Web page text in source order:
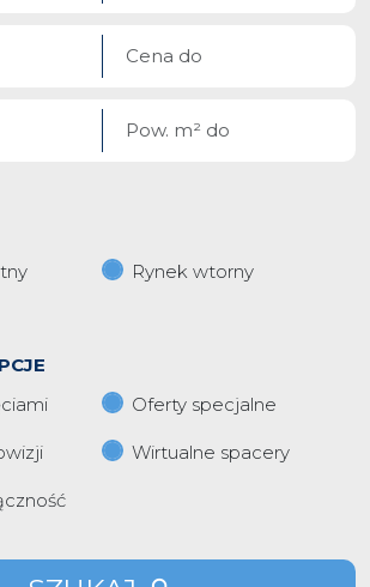
Rynek wtorny
Oferty specjalne
Wirtualne spacery